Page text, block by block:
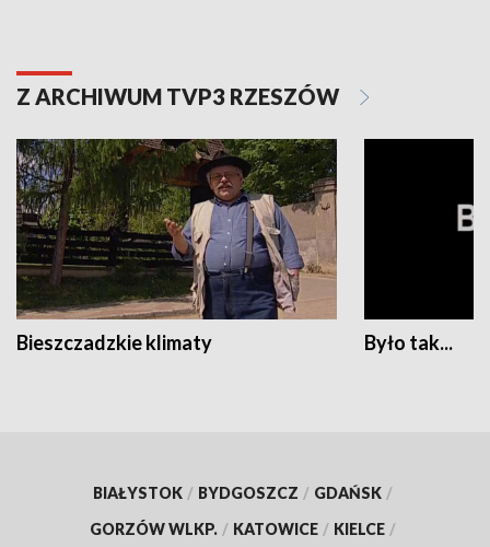
Z ARCHIWUM TVP3 RZESZÓW
Bieszczadzkie klimaty Było tak...
BIAŁYSTOK / BYDGOSZCZ / GDAŃSK /
GORZÓW WLKP. / KATOWICE / KIELCE /